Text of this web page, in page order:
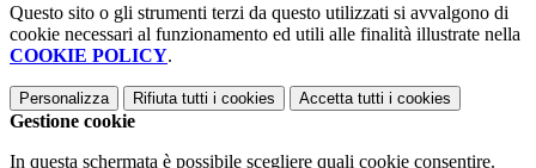
Questo sito o gli strumenti terzi da questo utilizzati si avvalgono di
cookie necessari al funzionamento ed utili alle finalità illustrate nella
COOKIE POLICY.
Personalizza Rifiuta tutti i cookies Accetta tutti i cookies
Gestione cookie
In questa schermata è possibile scegliere quali cookie consentire.